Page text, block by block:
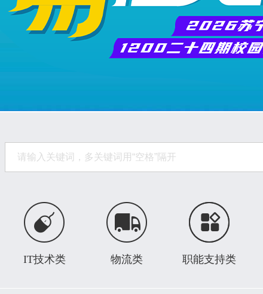
IT技术类 物流类 职能支持类